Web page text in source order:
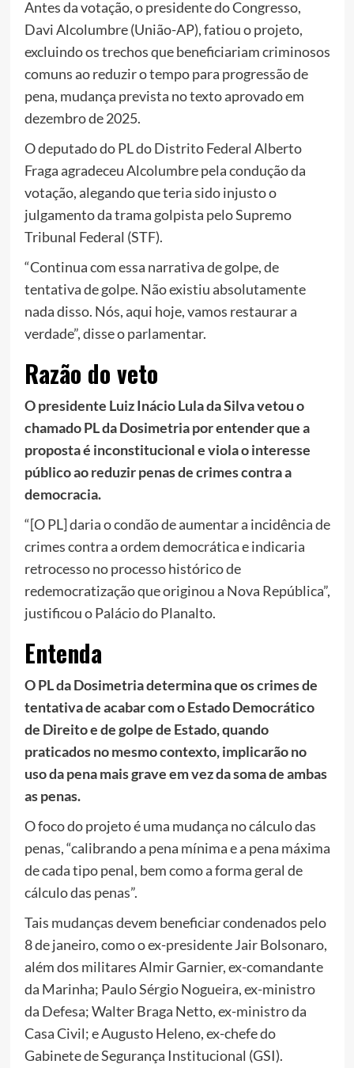
Antes da votação, o presidente do Congresso,
Davi Alcolumbre (União-AP), fatiou o projeto,
excluindo os trechos que beneficiariam criminosos
comuns ao reduzir o tempo para progressão de
pena, mudança prevista no texto aprovado em
dezembro de 2025.
O deputado do PL do Distrito Federal Alberto
Fraga agradeceu Alcolumbre pela condução da
votação, alegando que teria sido injusto o
julgamento da trama golpista pelo Supremo
Tribunal Federal (STF).
“Continua com essa narrativa de golpe, de
tentativa de golpe. Não existiu absolutamente
nada disso. Nós, aqui hoje, vamos restaurar a
verdade”, disse o parlamentar.
Razão do veto
O presidente Luiz Inácio Lula da Silva vetou o
chamado PL da Dosimetria por entender que a
proposta é inconstitucional e viola o interesse
público ao reduzir penas de crimes contra a
democracia.
“[O PL] daria o condão de aumentar a incidência de
crimes contra a ordem democrática e indicaria
retrocesso no processo histórico de
redemocratização que originou a Nova República”,
justificou o Palácio do Planalto.
Entenda
O PL da Dosimetria determina que os crimes de
tentativa de acabar com o Estado Democrático
de Direito e de golpe de Estado, quando
praticados no mesmo contexto, implicarão no
uso da pena mais grave em vez da soma de ambas
as penas.
O foco do projeto é uma mudança no cálculo das
penas, “calibrando a pena mínima e a pena máxima
de cada tipo penal, bem como a forma geral de
cálculo das penas”.
Tais mudanças devem beneficiar condenados pelo
8 de janeiro, como o ex-presidente Jair Bolsonaro,
além dos militares Almir Garnier, ex-comandante
da Marinha; Paulo Sérgio Nogueira, ex-ministro
da Defesa; Walter Braga Netto, ex-ministro da
Casa Civil; e Augusto Heleno, ex-chefe do
Gabinete de Segurança Institucional (GSI).